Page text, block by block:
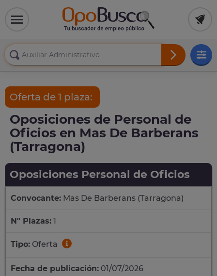
Oferta de 1 plaza:
Oposiciones de Personal de
Oficios en Mas De Barberans
(Tarragona)
Oposiciones Personal de Oficios
Convocante: Mas De Barberans (Tarragona)
Nº Plazas: 1
Tipo: Oferta
Fecha de publicación: 01/07/2026